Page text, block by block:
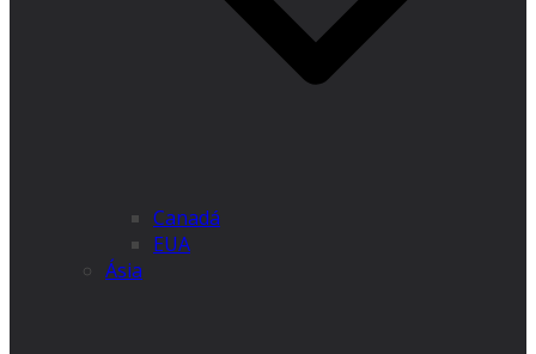
Canadá
EUA
Ásia